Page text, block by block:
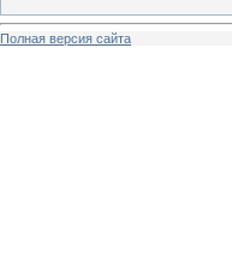
Полная версия сайта